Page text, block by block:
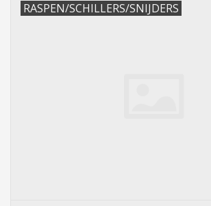
RASPEN/SCHILLERS/SNIJDERS